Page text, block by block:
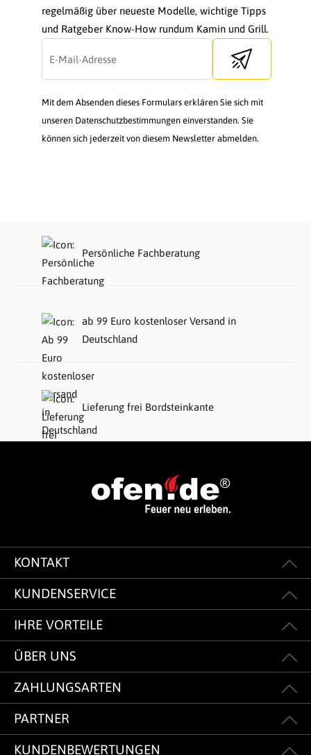
regelmäßig über neueste Modelle, wichtige Tipps
und Ratgeber Know-How rundum Kamin und Grill.
Send newsletter
Mit dem Absenden dieses Formulars erklären Sie sich mit
unseren Datenschutzbestimmungen einverstanden. Sie
können sich jederzeit von diesem Newsletter abmelden.
Persönliche Fachberatung
ab 99 Euro kostenloser Versand in
Deutschland
Lieferung frei Bordsteinkante
KONTAKT
KUNDENSERVICE
IHRE VORTEILE
ÜBER UNS
ZAHLUNGSARTEN
PARTNER
KUNDENBEWERTUNGEN